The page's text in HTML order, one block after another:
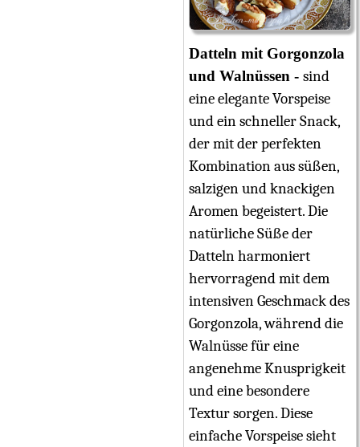
Datteln mit Gorgonzola
und Walnüssen
sind
eine elegante Vorspeise
und ein schneller Snack,
der mit der perfekten
Kombination aus süßen,
salzigen und knackigen
Aromen begeistert. Die
natürliche Süße der
Datteln harmoniert
hervorragend mit dem
intensiven Geschmack des
Gorgonzola, während die
Walnüsse für eine
angenehme Knusprigkeit
und eine besondere
Textur sorgen. Diese
einfache Vorspeise sieht